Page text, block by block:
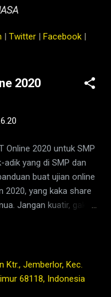
| Twitter | Facebook |
2020
Online 2020 untuk SMP
yang di SMP dan
buat ujian online
2020, yang kaka share
Jangan kuatir, gak
WIFI di RUMAH
pesan dan
kaka di no WA
kaka siapin
Ktr., Jemberlor, Kec.
68118, Indonesia